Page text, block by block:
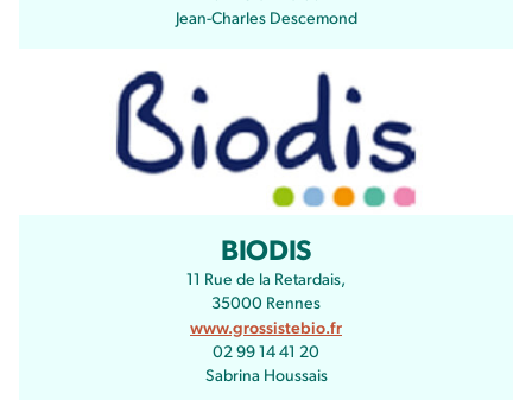
Jean-Charles Descemond
BIODIS
11 Rue de la Retardais,
35000 Rennes
www.grossistebio.fr
02 99 14 41 20
Sabrina Houssais